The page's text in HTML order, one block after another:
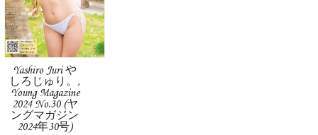
Yashiro Juri や
しろじゅり。,
Young Magazine
2024 No.30 (ヤ
ングマガジン
2024年30号)